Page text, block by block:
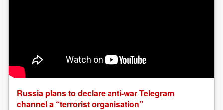
Russia plans to declare anti-war Telegram
channel a “terrorist organisation”